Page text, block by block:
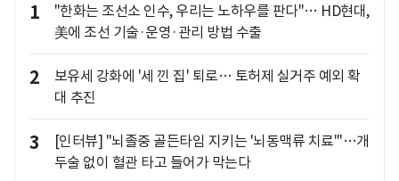
1
"한화는 조선소 인수, 우리는 노하우를 판다"… HD현대,
美에 조선 기술·운영·관리 방법 수출
2
보유세 강화에 '세 낀 집' 퇴로… 토허제 실거주 예외 확
대 추진
3
[인터뷰] "뇌졸중 골든타임 지키는 '뇌동맥류 치료'"…개
두술 없이 혈관 타고 들어가 막는다